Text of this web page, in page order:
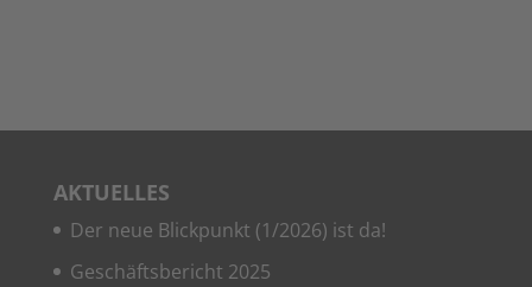
AKTU­EL­LES
Der neue Blick­punkt (1/2026) ist da!
Geschäfts­be­richt 2025